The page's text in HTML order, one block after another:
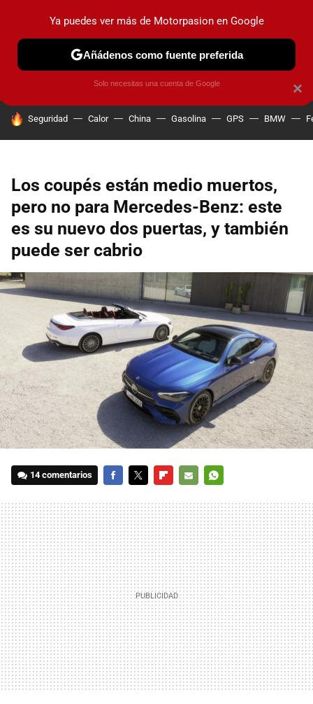
PRUEBAS COCHES ELÉCTRICOS OBSERVATORIO
HOY SE HABLA DE
Seguridad Calor China Gasolina GPS BMW
Los coupés están medio muertos,
pero no para Mercedes-Benz: este
es su nuevo dos puertas, y también
puede ser cabrio
14 comentarios
MAIL
×
Ya puedes ver más de Motorpasion en Google
Añádenos como fuente preferida
Solo necesitas una cuenta de Google